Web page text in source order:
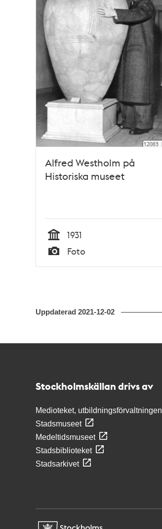
Alfred Westholm på
Historiska museet
Tid
1931
Typ
Foto
Uppdaterad 2021-12-02
Stockholmskällan drivs av
Medioteket, utbildningsförvaltningen
Stadsmuseet
Medeltidsmuseet
Stadsbiblioteket
Stadsarkivet